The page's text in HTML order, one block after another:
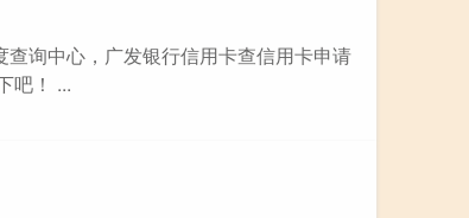
询中心，广发银行信用卡查信用卡申请
吧！ ...